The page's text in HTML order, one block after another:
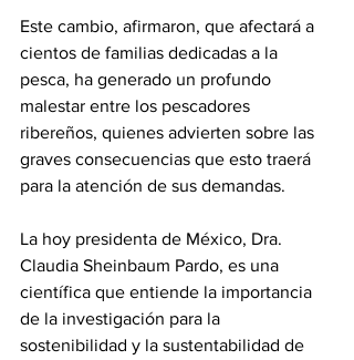
Este cambio, afirmaron, que afectará a
cientos de familias dedicadas a la
pesca, ha generado un profundo
malestar entre los pescadores
ribereños, quienes advierten sobre las
graves consecuencias que esto traerá
para la atención de sus demandas.
La hoy presidenta de México, Dra.
Claudia Sheinbaum Pardo, es una
científica que entiende la importancia
de la investigación para la
sostenibilidad y la sustentabilidad de